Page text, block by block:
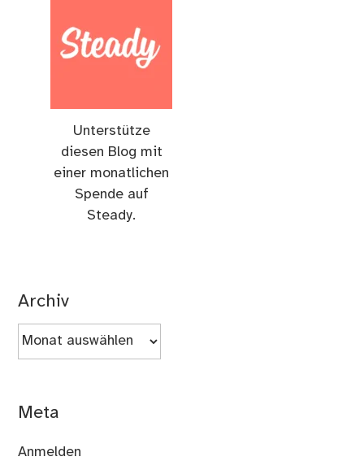
Unterstütze
diesen Blog mit
einer monatlichen
Spende auf
Steady.
Archiv
Archiv
Meta
Anmelden